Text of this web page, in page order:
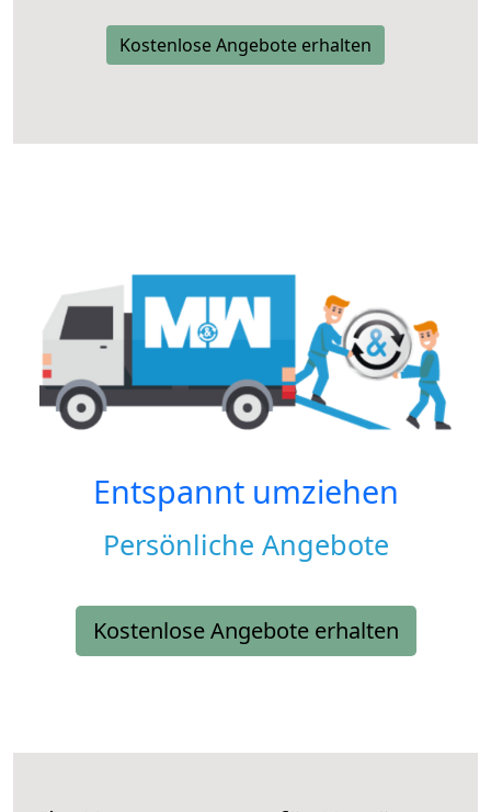
Kostenlose Angebote erhalten
Entspannt umziehen
Persönliche Angebote
Kostenlose Angebote erhalten